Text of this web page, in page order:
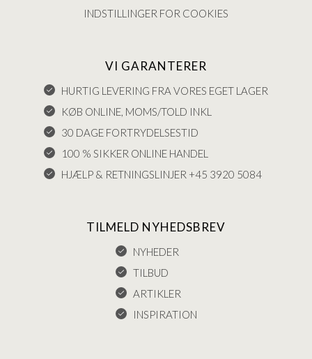
INDSTILLINGER FOR COOKIES
VI GARANTERER
HURTIG LEVERING FRA VORES EGET LAGER
KØB ONLINE, MOMS/TOLD INKL
30 DAGE FORTRYDELSESTID
100 % SIKKER ONLINE HANDEL
HJÆLP & RETNINGSLINJER +45 3920 5084
TILMELD NYHEDSBREV
NYHEDER
TILBUD
ARTIKLER
INSPIRATION